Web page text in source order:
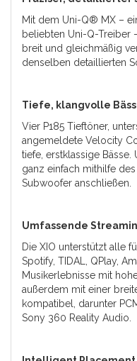
Mit dem Uni-Q® MX –
beliebten Uni-Q-Treiber
breit und gleichmäßig
denselben detaillierten
Tiefe, klangvolle
Vier P185 Tieftöner,
angemeldete Velocity
tiefe, erstklassige
ganz einfach mithilfe
Subwoofer anschließen.
Umfassende
Die XIO unterstützt alle
Spotify, TIDAL, QPlay,
Musikerlebnisse mit
außerdem mit einer
kompatibel, darunter
Sony 360 Reality Audio.